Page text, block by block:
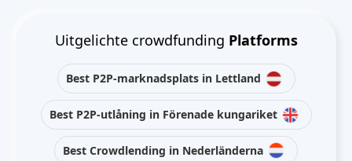
Uitgelichte crowdfunding Platforms
Best P2P-marknadsplats in Lettland
Best P2P-utlåning in Förenade kungariket
Best Crowdlending in Nederländerna